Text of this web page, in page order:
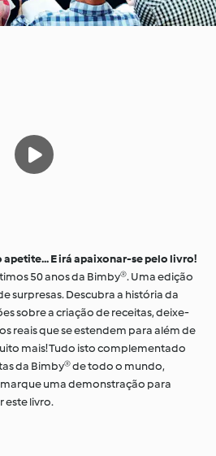
apetite...E irá apaixonar-se pelo livro!
50 anos da Bimby®. Uma edição
surpresas. Descubra a história da
sobre a criação de receitas, deixe-
reais que se estendem para além de
mais! Tudo isto complementado
da Bimby® de todo o mundo,
uma demonstração para
este livro.